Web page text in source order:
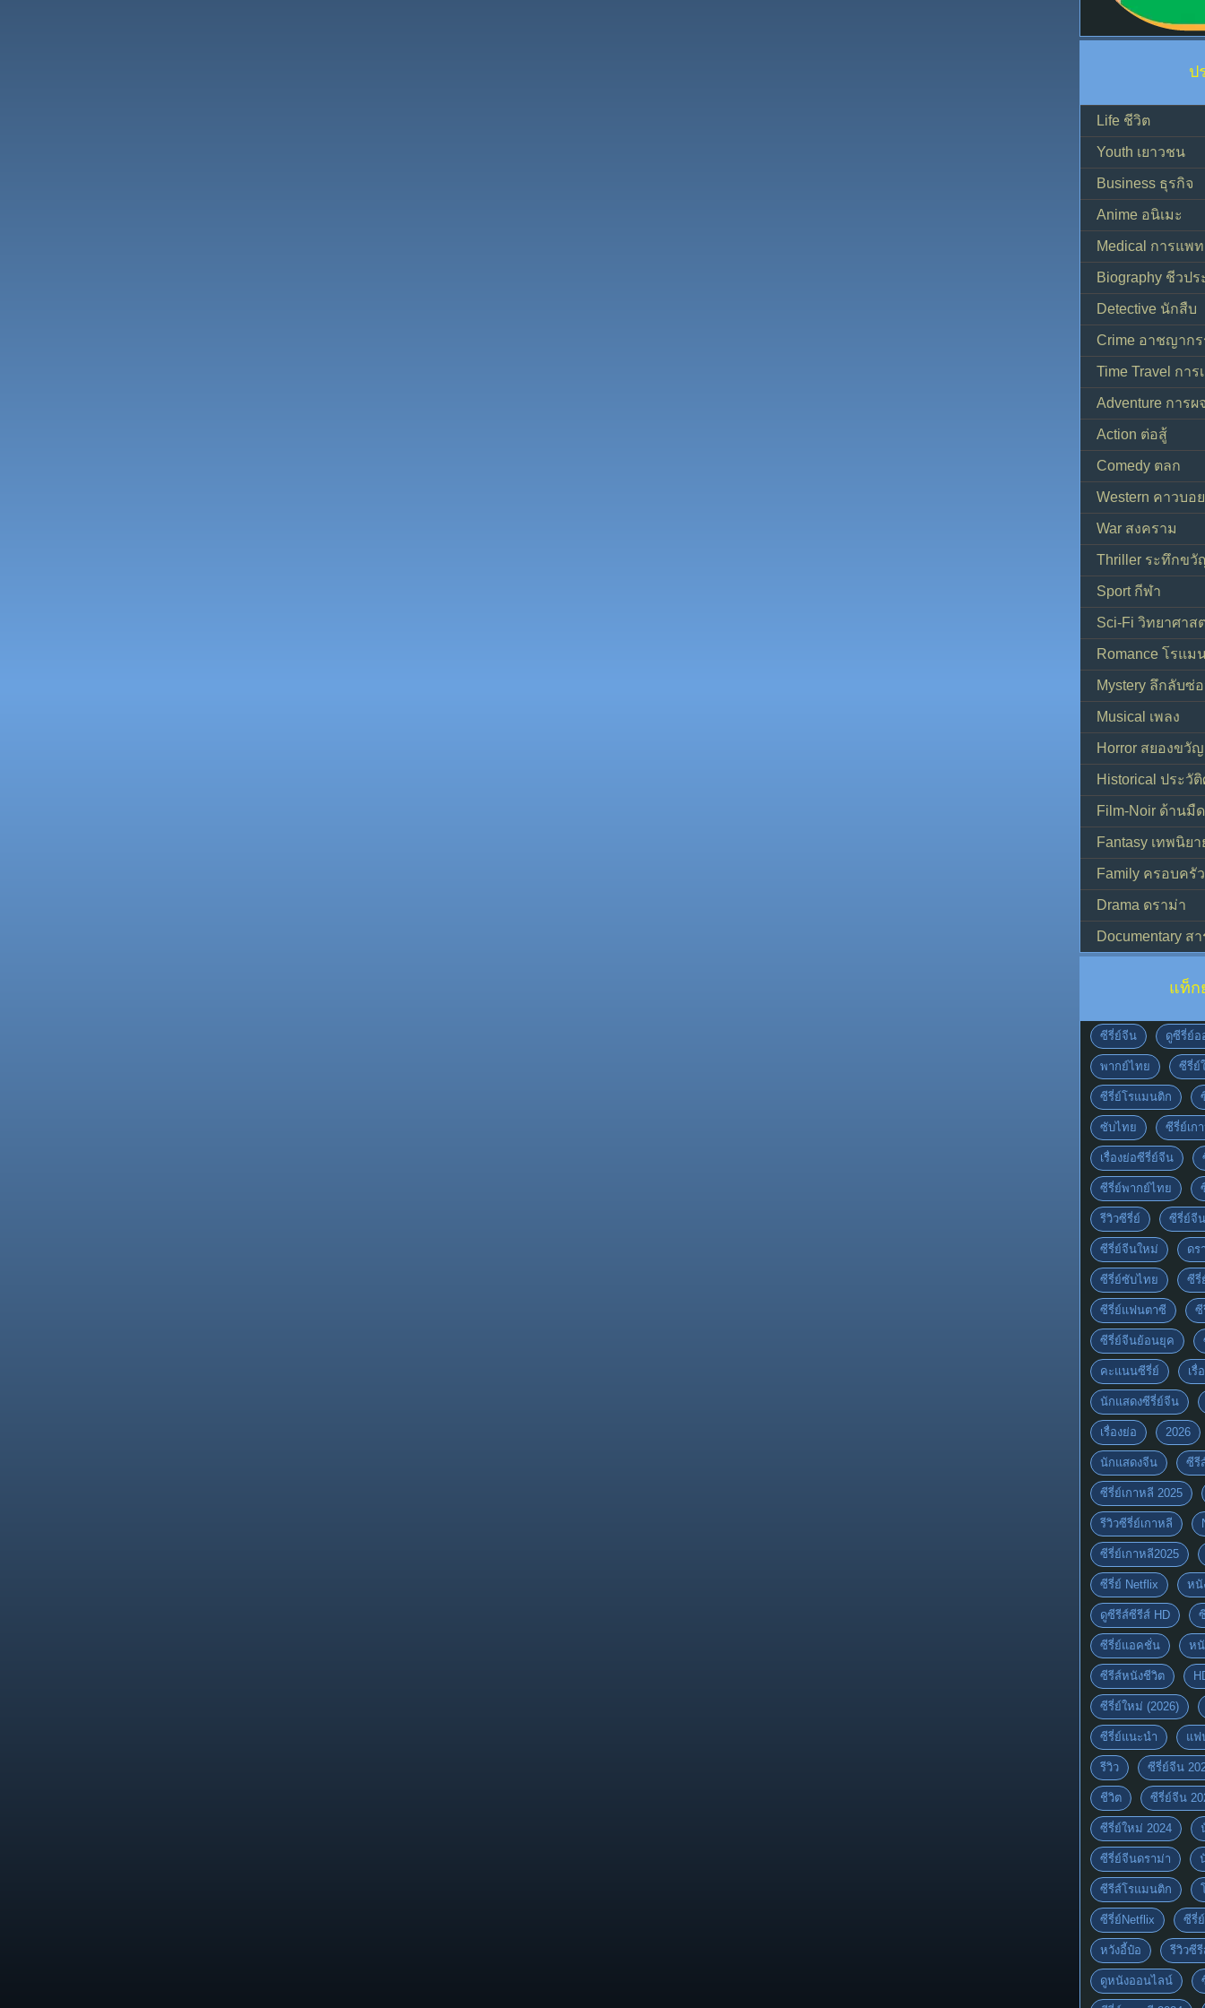
ป
Life ชีวิต
Youth เยาวชน
Business ธุรกิจ
Anime อนิเมะ
Medical การแพ
Biography ชีวปร
Detective นักสืบ
Crime อาชญาก
Time Travel กา
Adventure การ
Action ต่อสู้
Comedy ตลก
Western คาวบอ
War สงคราม
Thriller ระทึกขวั
Sport กีฬา
Sci-Fi วิทยาศาส
Romance โรแม
Mystery ลึกลับซ่
Musical เพลง
Horror สยองขวัญ
Historical ประวั
Film-Noir ด้านมื
Fantasy เทพนิยา
Family ครอบครัว
Drama ดราม่า
Documentary ส
แท็ก
ซีรี่ย์จีน ดูซีรี่ย์อ
พากย์ไทย ซีรี่ย์
ซีรี่ย์โรแมนติก
ซับไทย ซีรี่ย์เก
เรื่องย่อซีรี่ย์จีน
ซีรี่ย์พากย์ไทย
รีวิวซีรี่ย์ ซีรี่ย์จี
ซีรี่ย์จีนใหม่ ดร
ซีรี่ย์ซับไทย ซีรี่
ซีรี่ย์แฟนตาซี ซี
ซีรี่ย์จีนย้อนยุค
คะแนนซีรี่ย์ เรื่
นักแสดงซีรี่ย์จีน
เรื่องย่อ 2026
นักแสดงจีน ซีรี
ซีรี่ย์เกาหลี 2025
รีวิวซีรี่ย์เกาหลี
ซีรี่ย์เกาหลี2025
ซีรี่ย์ Netflix หนั
ดูซีรีส์ซีรีส์ HD
ซีรี่ย์แอคชั่น ห
ซีรีส์หนังชีวิต
ซีรี่ย์ใหม่ (2026)
ซีรี่ย์แนะนำ แฟ
รีวิว ซีรี่ย์จีน
ชีวิต ซีรี่ย์จีน
ซีรี่ย์ใหม่ 2024
ซีรี่ย์จีนดราม่า
ซีรีส์โรแมนติก
ซีรี่ย์Netflix ซีรี่
หวังอี้ป๋อ รีวิวซี
ดูหนังออนไลน์